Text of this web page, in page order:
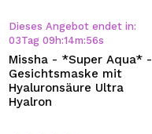
Dieses Angebot endet in:
03Tag 09 h:14m:55s
Missha - *Super Aqua* -
Gesichtsmaske mit
Hyaluronsäure Ultra
Hyalron